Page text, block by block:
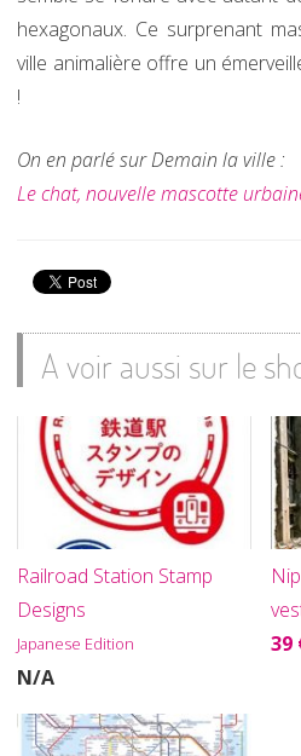
hexagonaux. Ce surprenant
ville animalière offre un
!
On en parlé sur Demain la ville :
Le chat, nouvelle mascotte
A voir aussi sur le
Railroad Station Stamp
Designs
Japanese Edition
N/A
39